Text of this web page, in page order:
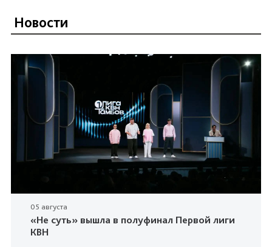
Новости
05 августа
«Не суть» вышла в полуфинал Первой лиги
КВН